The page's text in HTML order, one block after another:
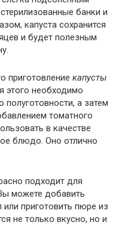
банки и
капуста сохранится
и будет полезным
приготовление капусты
этого необходимо
а затем
томатного
в качестве
блюдо. Оно отлично
подходит для
можете добавить
приготовить пюре из
не только вкусно, но и